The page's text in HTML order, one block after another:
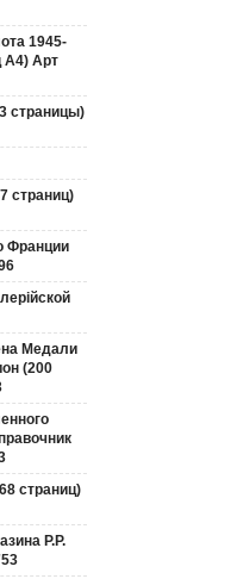
1945-
А4) Арт
страницы)
страниц)
Франции
Медали
(200
страниц)
Р.Р.